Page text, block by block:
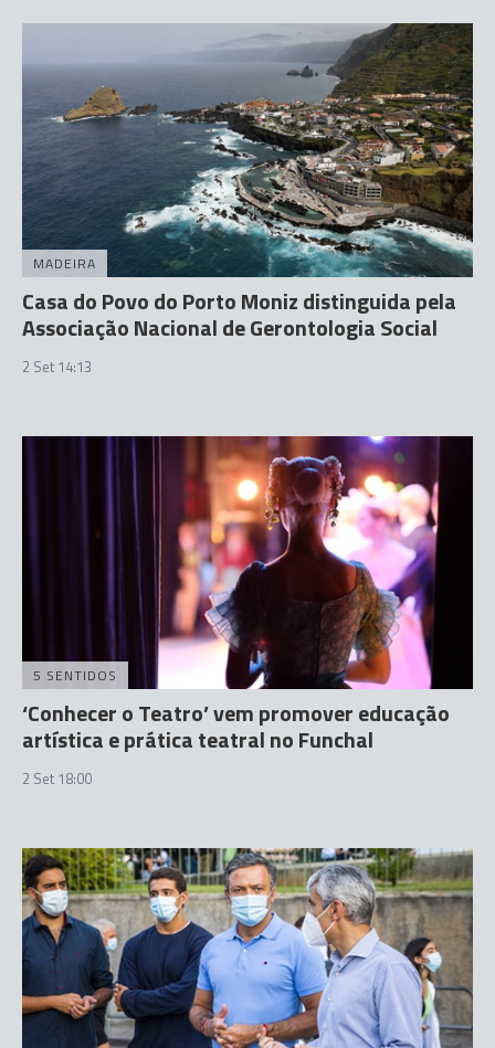
MADEIRA
Casa do Povo do Porto Moniz distinguida pela
Associação Nacional de Gerontologia Social
2 Set 14:13
5 SENTIDOS
‘Conhecer o Teatro’ vem promover educação
artística e prática teatral no Funchal
2 Set 18:00